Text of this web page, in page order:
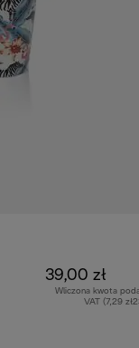
39,00 zł
Wliczona kwota
VAT (7,29